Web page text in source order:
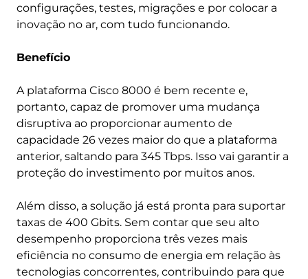
configurações, testes, migrações e por colocar a
inovação no ar, com tudo funcionando.
Benefício
A plataforma Cisco 8000 é bem recente e,
portanto, capaz de promover uma mudança
disruptiva ao proporcionar aumento de
capacidade 26 vezes maior do que a plataforma
anterior, saltando para 345 Tbps. Isso vai garantir a
proteção do investimento por muitos anos.
Além disso, a solução já está pronta para suportar
taxas de 400 Gbits. Sem contar que seu alto
desempenho proporciona três vezes mais
eficiência no consumo de energia em relação às
tecnologias concorrentes, contribuindo para que